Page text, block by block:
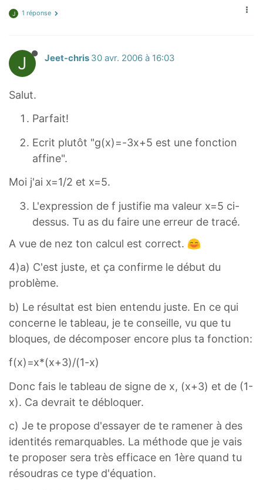
J 1 réponse
J Jeet-chris 30 avr. 2006 à 16:03
Salut.
Parfait!
Ecrit plutôt "g(x)=-3x+5 est une fonction
affine".
Moi j'ai x=1/2 et x=5.
L'expression de f justifie ma valeur x=5 ci-
dessus. Tu as du faire une erreur de tracé.
A vue de nez ton calcul est correct.
4)a) C'est juste, et ça confirme le début du
problème.
b) Le résultat est bien entendu juste. En ce qui
concerne le tableau, je te conseille, vu que tu
bloques, de décomposer encore plus ta fonction:
f(x)=x*(x+3)/(1-x)
Donc fais le tableau de signe de x, (x+3) et de (1-
x). Ca devrait te débloquer.
c) Je te propose d'essayer de te ramener à des
identités remarquables. La méthode que je vais
te proposer sera très efficace en 1ère quand tu
résoudras ce type d'équation.